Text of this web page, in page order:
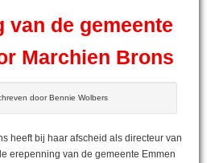
van de gemeente
Marchien Brons
door Bennie Wolbers
heeft bij haar afscheid als directeur van
erepenning van de gemeente Emmen